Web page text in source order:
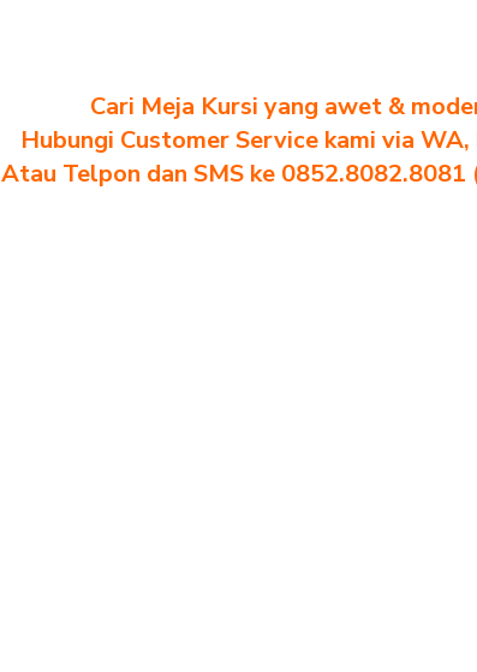
Cari Meja Kursi yang awet &
Hubungi Customer Service kami via
Atau Telpon dan SMS ke 0852.8082.8081